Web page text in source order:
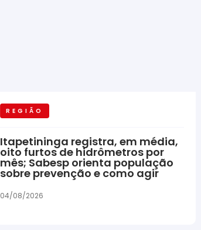
REGIÃO
Itapetininga registra, em média,
oito furtos de hidrômetros por
mês; Sabesp orienta população
sobre prevenção e como agir
04/08/2026